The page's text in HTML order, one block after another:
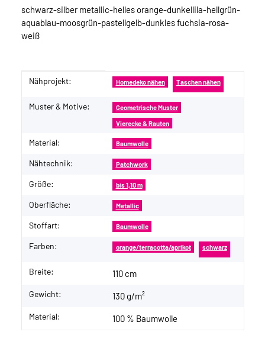
schwarz-silber metallic-helles orange-dunkellila-hellgrün-
aquablau-moosgrün-pastellgelb-dunkles fuchsia-rosa-
weiß
Produkteigenschaft
Wert
Nähprojekt: Homedeko nähen Taschen nähen
Muster & Motive: Geometrische Muster
Vierecke & Rauten
Material: Baumwolle
Nähtechnik: Patchwork
Größe: bis 1,10 m
Oberfläche: Metallic
Stoffart: Baumwolle
Farben: orange/terracotta/aprikot schwarz
Breite: 110 cm
Gewicht: 130 g/m²
Material: 100 % Baumwolle